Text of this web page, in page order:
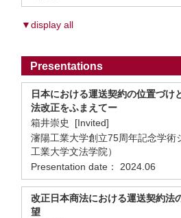
▼display all
Presentations
日本における運送契約の位置づけ
法改正をふまえてー
箱井崇史 [Invited]
瀋陽工業大学創立75周年記念学術
工業大学文法学院）
Presentation date： 2024.06
改正日本商法における運送契約法
望